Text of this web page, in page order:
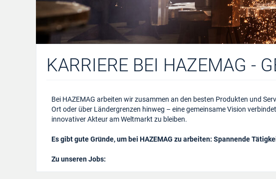
KARRIERE BEI HAZEMAG -
Bei HAZEMAG arbeiten wir zusammen an den besten Produkten und
Ort oder über Ländergrenzen hinweg – eine gemeinsame Vision
innovativer Akteur am Weltmarkt zu bleiben.
Es gibt gute Gründe, um bei HAZEMAG zu arbeiten: Spannende
Zu unseren Jobs: